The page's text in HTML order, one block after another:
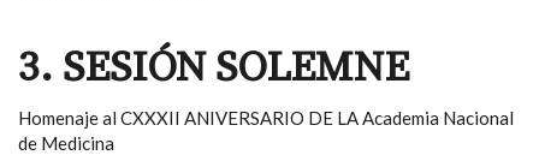
3. SESIÓN SOLEMNE
Homenaje al CXXXII ANIVERSARIO DE LA Academia Nacional
de Medicina